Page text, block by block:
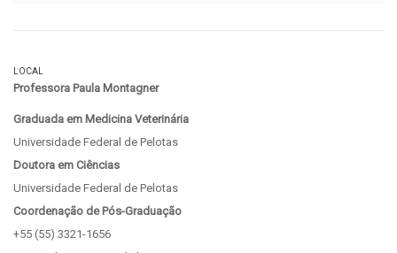
LOCAL
Professora Paula Montagner
Graduada em Medicina Veterinária
Universidade Federal de Pelotas
Doutora em Ciências
Universidade Federal de Pelotas
Coordenação de Pós-Graduação
+55 (55) 3321-1656